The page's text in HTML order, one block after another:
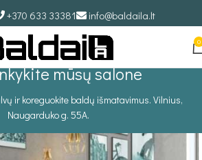
+370 633 33381 info@baldaila.lt
0
mūsų salone
ir koreguokite baldų išmatavimus. Vilnius,
Naugarduko g. 55A.